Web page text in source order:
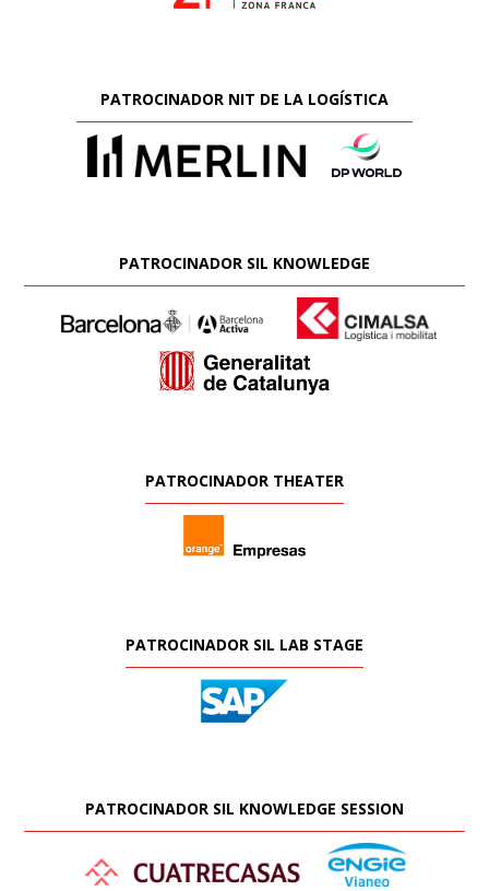
PATROCINADOR NIT DE LA LOGÍSTICA
PATROCINADOR SIL KNOWLEDGE
PATROCINADOR THEATER
PATROCINADOR SIL LAB STAGE
PATROCINADOR SIL KNOWLEDGE SESSION